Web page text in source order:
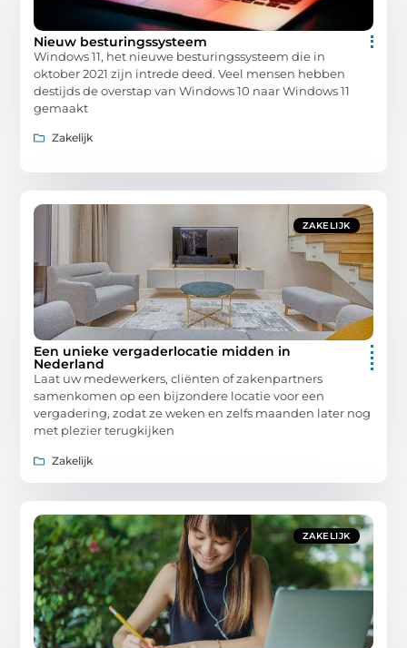
Nieuw besturingssysteem
Windows 11, het nieuwe besturingssysteem die in
oktober 2021 zijn intrede deed. Veel mensen hebben
destijds de overstap van Windows 10 naar Windows 11
gemaakt
Zakelijk
ZAKELIJK
Een unieke vergaderlocatie midden in
Nederland
Laat uw medewerkers, cliënten of zakenpartners
samenkomen op een bijzondere locatie voor een
vergadering, zodat ze weken en zelfs maanden later nog
met plezier terugkijken
Zakelijk
ZAKELIJK